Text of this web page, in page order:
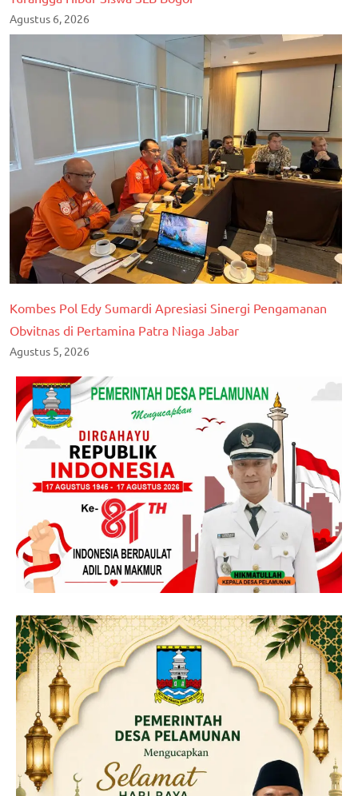
Agustus 6, 2026
Kombes Pol Edy Sumardi Apresiasi Sinergi Pengamanan
Obvitnas di Pertamina Patra Niaga Jabar
Agustus 5, 2026